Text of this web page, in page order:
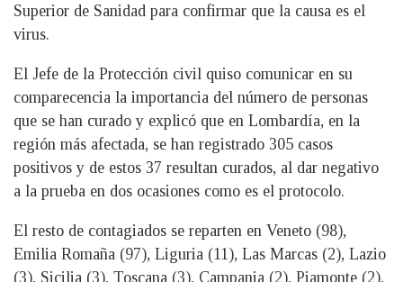
Superior de Sanidad para confirmar que la causa es el
virus.
El Jefe de la Protección civil quiso comunicar en su
comparecencia la importancia del número de personas
que se han curado y explicó que en Lombardía, en la
región más afectada, se han registrado 305 casos
positivos y de estos 37 resultan curados, al dar negativo
a la prueba en dos ocasiones como es el protocolo.
El resto de contagiados se reparten en Veneto (98),
Emilia Romaña (97), Liguria (11), Las Marcas (2), Lazio
(3), Sicilia (3), Toscana (3), Campania (2), Piamonte (2),